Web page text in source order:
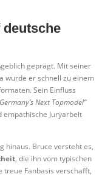
geprägt. Mit seiner
wurde er schnell zu einem
Sein Einfluss
Next Topmodel“
empathische Juryarbeit
hinaus. Bruce versteht es,
, die ihn vom typischen
treue Fanbasis verschafft,